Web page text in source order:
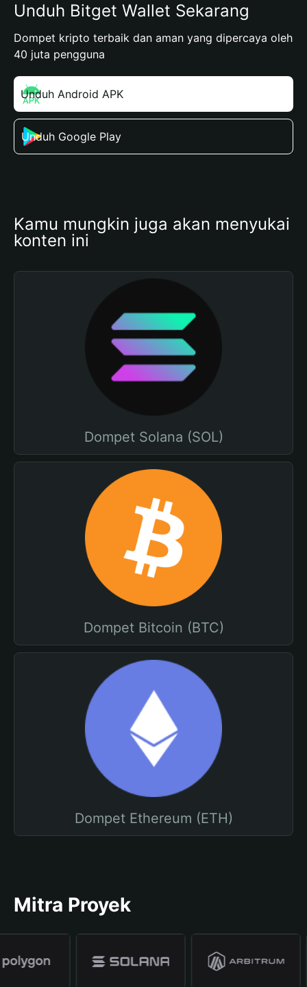
Unduh Bitget Wallet Sekarang
Dompet kripto terbaik dan aman yang dipercaya oleh
40 juta pengguna
Unduh Android APK
Unduh Google Play
Kamu mungkin juga akan menyukai
konten ini
Dompet Solana (SOL)
Dompet Bitcoin (BTC)
Dompet Ethereum (ETH)
Mitra Proyek